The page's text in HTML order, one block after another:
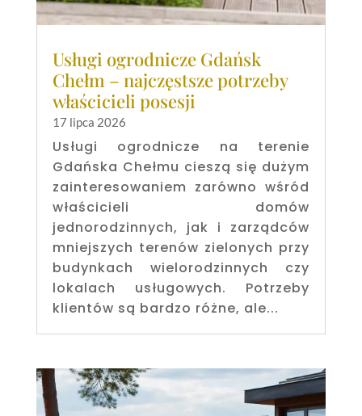
Usługi ogrodnicze Gdańsk
Chełm – najczęstsze potrzeby
właścicieli posesji
17 lipca 2026
Usługi ogrodnicze na terenie
Gdańska Chełmu cieszą się dużym
zainteresowaniem zarówno wśród
właścicieli domów
jednorodzinnych, jak i zarządców
mniejszych terenów zielonych przy
budynkach wielorodzinnych czy
lokalach usługowych. Potrzeby
klientów są bardzo różne, ale...